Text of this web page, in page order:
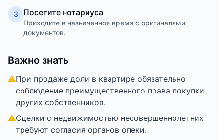
3 Посетите нотариуса
Приходите в назначенное время с оригиналами
документов.
Важно знать
⚠При продаже доли в квартире обязательно
соблюдение преимущественного права покупки
других собственников.
⚠Сделки с недвижимостью несовершеннолетних
требуют согласия органов опеки.